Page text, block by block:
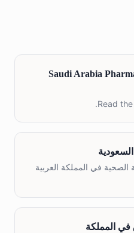
Saudi Arabia
Read
في المملكة العربية
المملكة